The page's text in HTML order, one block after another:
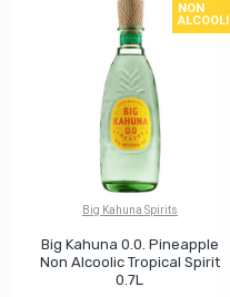
NON
Big Kahuna Spirits
Big Kahuna 0.0. Pineapple
Non Alcoolic Tropical Spirit
0.7L